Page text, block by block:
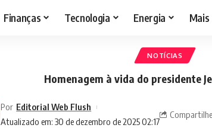
Finanças Tecnologia Energia Mais
NOTÍCIAS
Homenagem à vida do presidente
Atualizado em: 30 de dezembro de 2025 02:17
Por Editorial Web Flush
Compartilhe